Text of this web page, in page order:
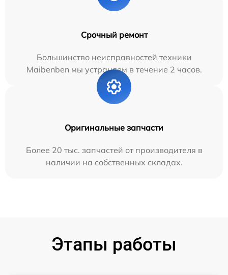
Срочный ремонт
Большинство неисправностей техники
Maibenben мы устраняем в течение 2 часов.
Оригинальные запчасти
Более 20 тыс. запчастей от производителя в
наличии на собственных складах.
Этапы работы